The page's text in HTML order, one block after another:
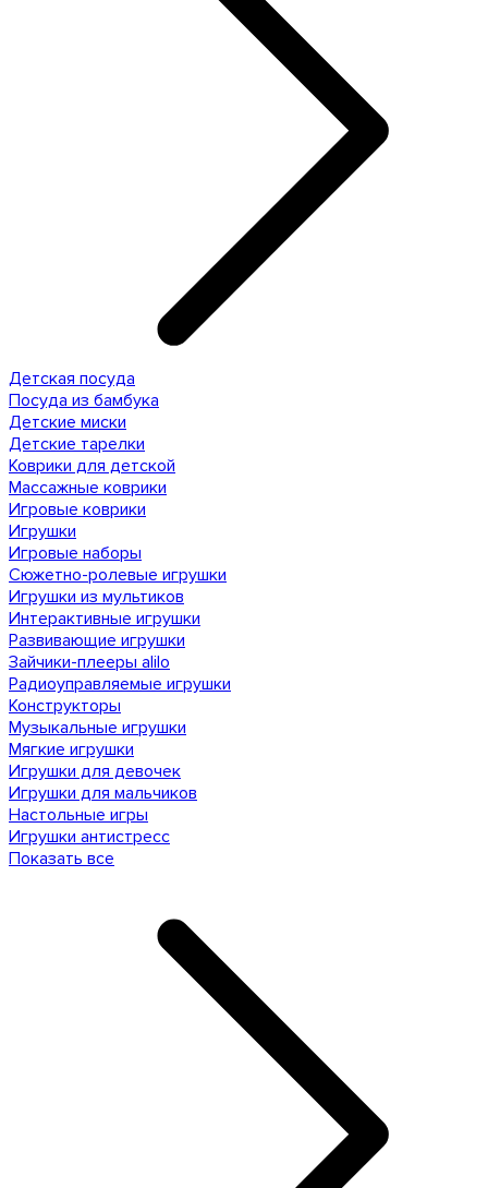
Детская посуда
Посуда из бамбука
Детские миски
Детские тарелки
Коврики для детской
Массажные коврики
Игровые коврики
Игрушки
Игровые наборы
Сюжетно-ролевые игрушки
Игрушки из мультиков
Интерактивные игрушки
Развивающие игрушки
Зайчики-плееры alilo
Радиоуправляемые игрушки
Конструкторы
Музыкальные игрушки
Мягкие игрушки
Игрушки для девочек
Игрушки для мальчиков
Настольные игры
Игрушки антистресс
Показать все